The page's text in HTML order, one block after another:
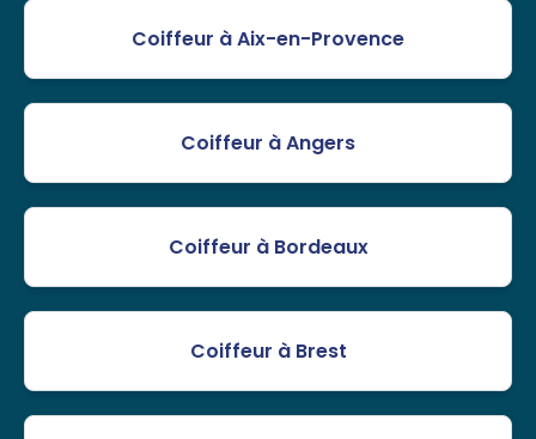
Coiffeur à Aix-en-Provence
Coiffeur à Angers
Coiffeur à Bordeaux
Coiffeur à Brest